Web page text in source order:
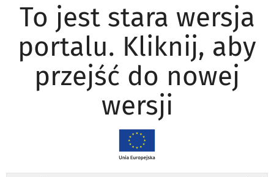
To jest stara wersja
portalu. Kliknij, aby
przejść do nowej
wersji